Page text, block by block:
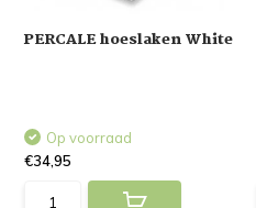
PERCALE hoeslaken White
Op voorraad
€34,95